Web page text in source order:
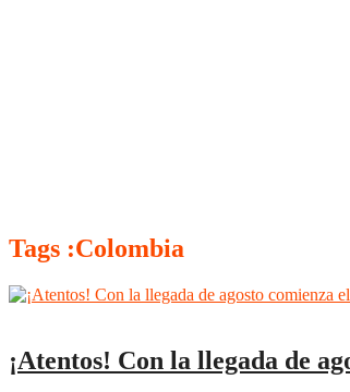
Tags :Colombia
¡Atentos! Con la llegada de